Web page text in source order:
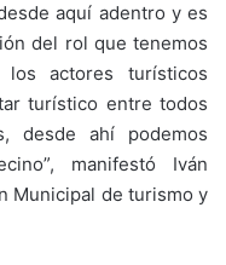
aquí adentro y es
del rol que tenemos
actores turísticos
turístico entre todos
desde ahí podemos
manifestó Iván
Municipal de turismo y